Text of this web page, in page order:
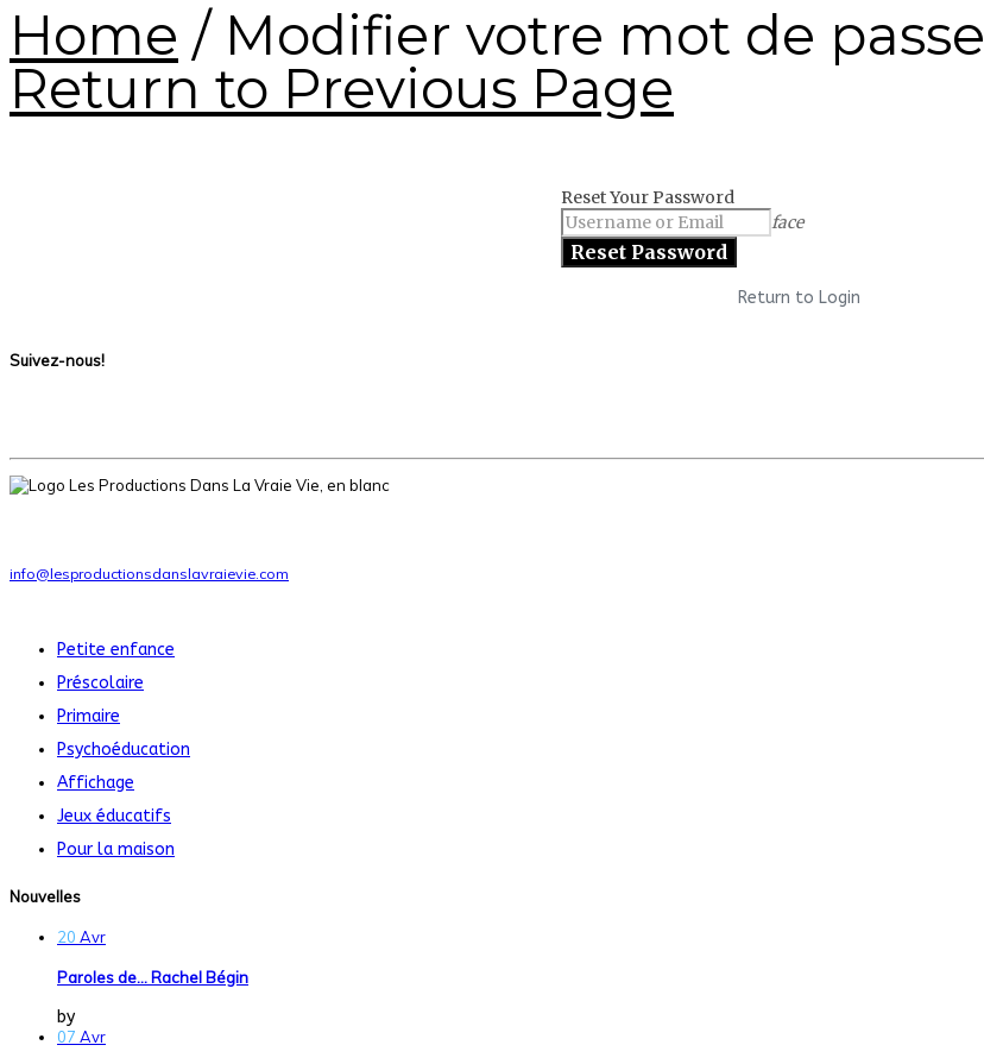
Home / Modifier votre mot de passe
Return to Previous Page
Reset Your Password
face
Return to Login
Suivez-nous!
info@lesproductionsdanslavraievie.com
Petite enfance
Préscolaire
Primaire
Psychoéducation
Affichage
Jeux éducatifs
Pour la maison
Nouvelles
20 Avr
Paroles de… Rachel Bégin
by
07 Avr